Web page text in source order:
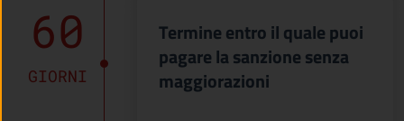
60
GIORNI
Termine entro il quale puoi
pagare la sanzione senza
maggiorazioni